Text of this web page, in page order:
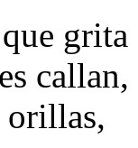
grita
callan,
orillas,